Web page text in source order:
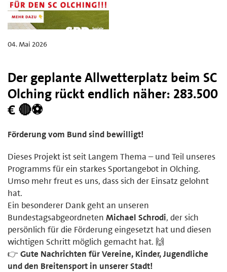
04. Mai 2026
Der geplante Allwetterplatz beim SC
Olching rückt endlich näher: 283.500
€ 🔴⚽
Förderung vom Bund sind bewilligt!
Dieses Projekt ist seit Langem Thema – und Teil unseres
Programms für ein starkes Sportangebot in Olching.
Umso mehr freut es uns, dass sich der Einsatz gelohnt
hat.
Ein besonderer Dank geht an unseren
Bundestagsabgeordneten Michael Schrodi, der sich
persönlich für die Förderung eingesetzt hat und diesen
wichtigen Schritt möglich gemacht hat. 🙌
👉 Gute Nachrichten für Vereine, Kinder, Jugendliche
und den Breitensport in unserer Stadt!